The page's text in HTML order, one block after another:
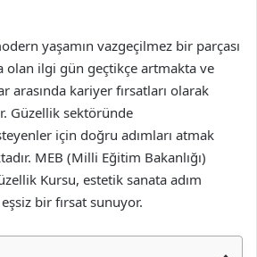
yaşamın vazgeçilmez bir parçası
olan ilgi gün geçtikçe artmakta ve
arasında kariyer fırsatları olarak
Güzellik sektöründe
için doğru adımları atmak
MEB (Milli Eğitim Bakanlığı)
Kursu, estetik sanata adım
bir fırsat sunuyor.